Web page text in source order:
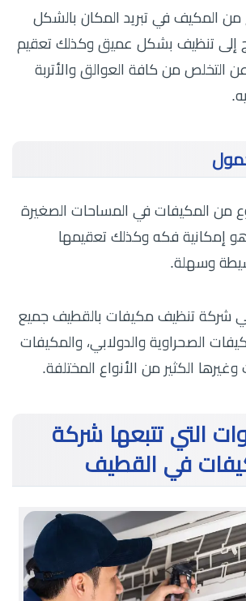
من المكيف في تبريد المكان بالشكل
إلى تنظيف بشكل عميق وكذلك تعقيم
التخلص من كافة العوالق والأتربة
من المكيفات في المساحات الصغيرة
إمكانية فكه وكذلك تعقيمها
وسهلة.
في شركة تنظيف مكيفات بالقطيف جميع
الصحراوية والدولابي، والمكيفات
وغيرها الكثير من الأنواع المختلفة.
التي تتبعها شركة
في القطيف